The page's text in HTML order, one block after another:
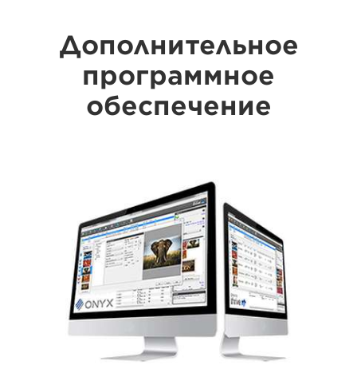
Дополнительное
программное
обеспечение